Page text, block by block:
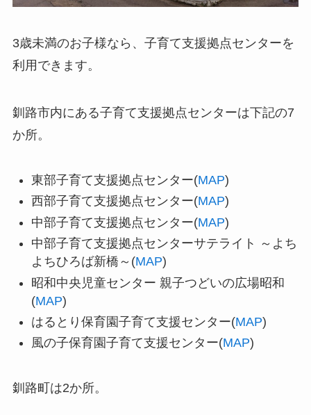
3歳未満のお子様なら、子育て支援拠点センターを
利用できます。
釧路市内にある子育て支援拠点センターは下記の7
か所。
東部子育て支援拠点センター(MAP)
西部子育て支援拠点センター(MAP)
中部子育て支援拠点センター(MAP)
中部子育て支援拠点センターサテライト ～よち
よちひろば新橋～(MAP)
昭和中央児童センター 親子つどいの広場昭和
(MAP)
はるとり保育園子育て支援センター(MAP)
風の子保育園子育て支援センター(MAP)
釧路町は2か所。